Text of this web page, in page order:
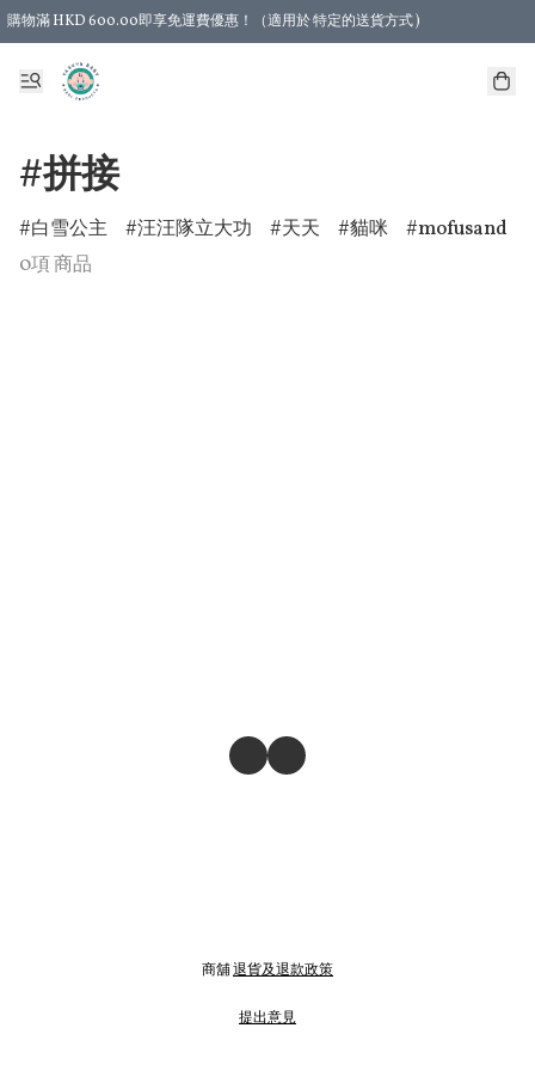
購物滿 HKD 600.00即享免運費優惠！（適用於 特定的送貨方式 )
#拼接
白雪公主 汪汪隊立大功 天天 貓咪
mofusand
0項 商品
商舖退貨及退款政策
提出意見